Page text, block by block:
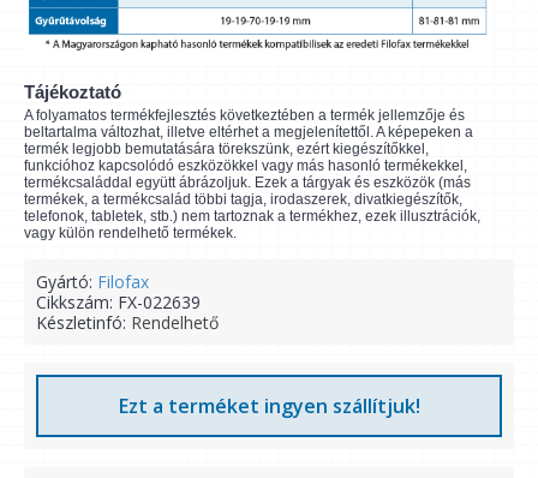
Tájékoztató
A folyamatos termékfejlesztés következtében a termék jellemzője és
beltartalma változhat, illetve eltérhet a megjelenítettől. A képepeken a
termék legjobb bemutatására törekszünk, ezért kiegészítőkkel,
funkcióhoz kapcsolódó eszközökkel vagy más hasonló termékekkel,
termékcsaláddal együtt ábrázoljuk. Ezek a tárgyak és eszközök (más
termékek, a termékcsalád többi tagja, irodaszerek, divatkiegészítők,
telefonok, tabletek, stb.) nem tartoznak a termékhez, ezek illusztrációk,
vagy külön rendelhető termékek.
Gyártó: Filofax
Cikkszám: FX-022639
Készletinfó: Rendelhető
Ezt a terméket ingyen szállítjuk!